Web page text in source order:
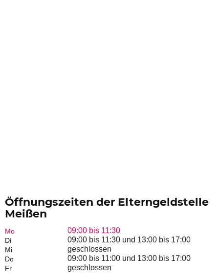
Öffnungszeiten der Elterngeldstelle
Meißen
Mo 09:00 bis 11:30
Di 09:00 bis 11:30 und 13:00 bis 17:00
Mi geschlossen
Do 09:00 bis 11:00 und 13:00 bis 17:00
Fr geschlossen